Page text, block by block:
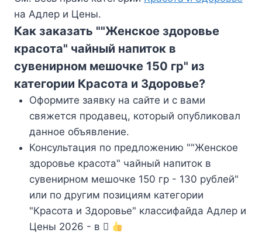
на Адлер и Цены.
Как заказать ""Женское здоровье
красота" чайный напиток в
сувенирном мешочке 150 гр" из
категории Красота и Здоровье?
Оформите заявку на сайте и с вами
свяжется продавец, который опубликовал
данное объявление.
Консультация по предложению ""Женское
здоровье красота" чайный напиток в
сувенирном мешочке 150 гр - 130 рублей"
или по другим позициям категории
"Красота и Здоровье" классифайда Адлер и
Цены 2026 - в